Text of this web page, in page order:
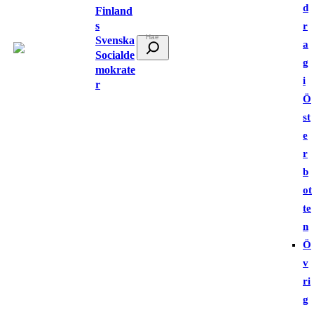
Finland
s
Svenska
Socialde
mokrate
r
ö
d
r
a
g
i
Ö
st
e
r
b
ot
te
n
Ö
v
ri
g